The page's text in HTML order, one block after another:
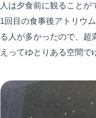
人は夕食前に観ることが
1回目の食事後アトリウ
る人が多かったので、超
えってゆとりある空間で